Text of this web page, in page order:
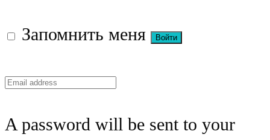
Запомнить меня
A password will be sent to your